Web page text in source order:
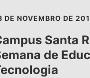
DE NOVEMBRO DE
Santa
de